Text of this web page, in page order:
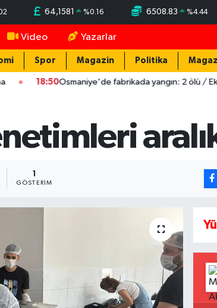
64,1581 %0.16 6508.83 %4.44
Video Yazarlar
Spor Magazin Politika
Osmaniye'de fabrikada yangın: 2 ölü / Ek fotoğraf
GÖSTERIM